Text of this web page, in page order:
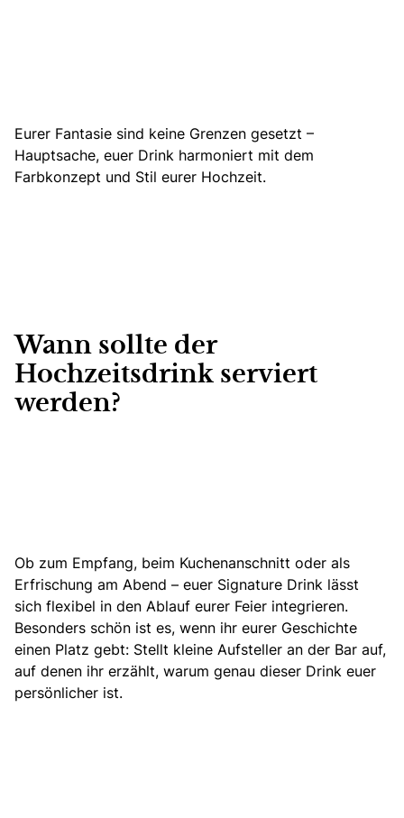
Eurer Fantasie sind keine Grenzen gesetzt –
Hauptsache, euer Drink harmoniert mit dem
Farbkonzept und Stil eurer Hochzeit.
Wann sollte der
Hochzeitsdrink serviert
werden?
Ob zum Empfang, beim Kuchenanschnitt oder als
Erfrischung am Abend – euer Signature Drink lässt
sich flexibel in den Ablauf eurer Feier integrieren.
Besonders schön ist es, wenn ihr eurer Geschichte
einen Platz gebt: Stellt kleine Aufsteller an der Bar auf,
auf denen ihr erzählt, warum genau dieser Drink euer
persönlicher ist.